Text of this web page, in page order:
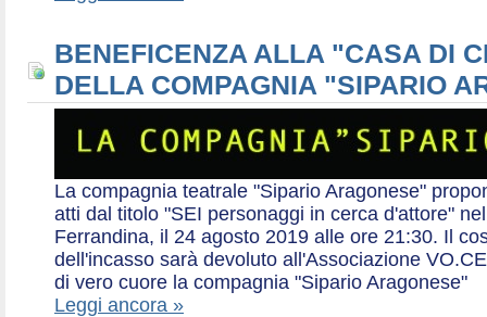
BENEFICENZA ALLA "CASA DI
DELLA COMPAGNIA "SIPARIO
La compagnia teatrale "Sipario Aragonese"
atti dal titolo "SEI personaggi in cerca d'attore"
Ferrandina, il 24 agosto 2019 alle ore 21:30. Il
dell'incasso sarà devoluto all'Associazione
di vero cuore la compagnia "Sipario Aragonese"
Leggi ancora »